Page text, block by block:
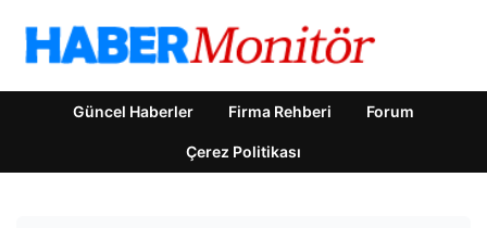
Güncel Haberler Firma Rehberi Forum
Çerez Politikası